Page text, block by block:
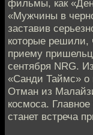
фильмы, как
«Мужчины в
заставив
которые решили,
приему
сентября NRG.
«Санди Таймс» о
Отман из
космоса.
станет встреча